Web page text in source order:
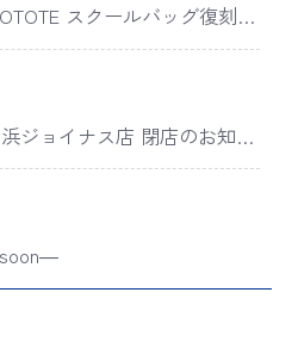
スクールバッグ復刻
デザインが「The 50th Annive
に登場
ジョイナス店 閉店のお知ら